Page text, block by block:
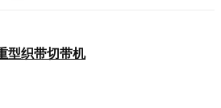
型织带切带机